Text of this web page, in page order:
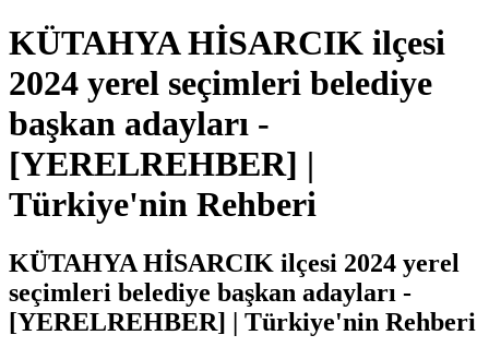
KÜTAHYA HİSARCIK ilçesi
2024 yerel seçimleri belediye
başkan adayları -
[YERELREHBER] |
Türkiye'nin Rehberi
KÜTAHYA HİSARCIK ilçesi 2024 yerel
seçimleri belediye başkan adayları -
[YERELREHBER] | Türkiye'nin Rehberi